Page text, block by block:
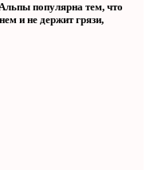
популярна тем, что
и не держит грязи,